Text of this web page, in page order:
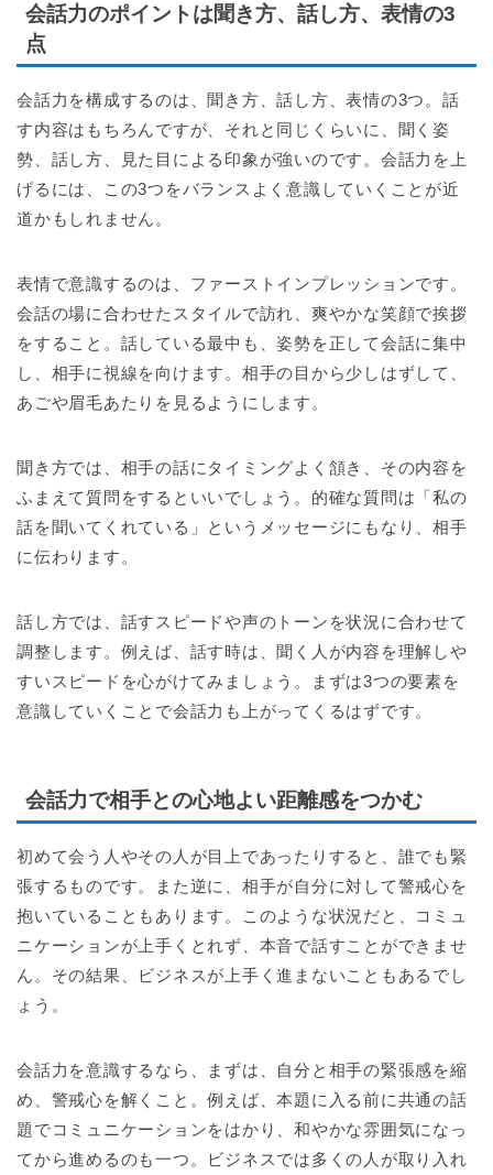
会話力のポイントは聞き方、話し方、表情の3
点
会話力を構成するのは、聞き方、話し方、表情の3つ。話
す内容はもちろんですが、それと同じくらいに、聞く姿
勢、話し方、見た目による印象が強いのです。会話力を上
げるには、この3つをバランスよく意識していくことが近
道かもしれません。
表情で意識するのは、ファーストインプレッションです。
会話の場に合わせたスタイルで訪れ、爽やかな笑顔で挨拶
をすること。話している最中も、姿勢を正して会話に集中
し、相手に視線を向けます。相手の目から少しはずして、
あごや眉毛あたりを見るようにします。
聞き方では、相手の話にタイミングよく頷き、その内容を
ふまえて質問をするといいでしょう。的確な質問は「私の
話を聞いてくれている」というメッセージにもなり、相手
に伝わります。
話し方では、話すスピードや声のトーンを状況に合わせて
調整します。例えば、話す時は、聞く人が内容を理解しや
すいスピードを心がけてみましょう。まずは3つの要素を
意識していくことで会話力も上がってくるはずです。
会話力で相手との心地よい距離感をつかむ
初めて会う人やその人が目上であったりすると、誰でも緊
張するものです。また逆に、相手が自分に対して警戒心を
抱いていることもあります。このような状況だと、コミュ
ニケーションが上手くとれず、本音で話すことができませ
ん。その結果、ビジネスが上手く進まないこともあるでし
ょう。
会話力を意識するなら、まずは、自分と相手の緊張感を縮
め、警戒心を解くこと。例えば、本題に入る前に共通の話
題でコミュニケーションをはかり、和やかな雰囲気になっ
てから進めるのも一つ。ビジネスでは多くの人が取り入れ